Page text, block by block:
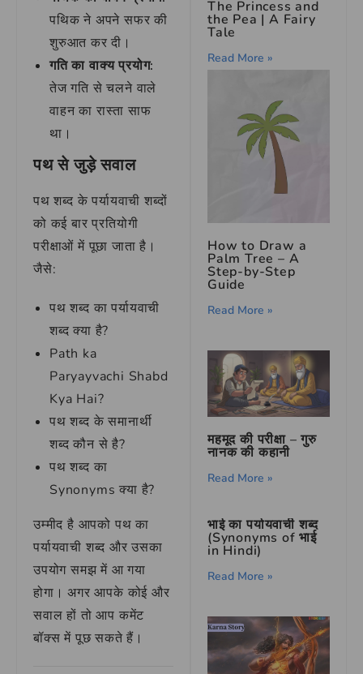
पथिक ने अपने सफर की
शुरुआत कर दी।
गति का वाक्य प्रयोग:
तेज गति से चलने वाले
वाहन का रास्ता साफ
था।
पथ से जुड़े सवाल
पथ शब्द के पर्यायवाची शब्दों
को कई बार प्रतियोगी
परीक्षाओं में पूछा जाता है।
जैसे:
पथ शब्द का पर्यायवाची
शब्द क्या है?
Path ka
Paryayvachi Shabd
Kya Hai?
पथ शब्द के समानार्थी
शब्द कौन से है?
पथ शब्द का
Synonyms क्या है?
उम्मीद है आपको पथ का
पर्यायवाची शब्द और उसका
उपयोग समझ में आ गया
होगा। अगर आपके कोई और
सवाल हों तो आप कमेंट
बॉक्स में पूछ सकते हैं।
The Princess and
the Pea | A Fairy
Tale
Read More »
How to Draw a
Palm Tree – A
Step-by-Step
Guide
Read More »
महमूद की परीक्षा – गुरु
नानक की कहानी
Read More »
भाई का पर्यायवाची शब्द
(Synonyms of भाई
in Hindi)
Read More »